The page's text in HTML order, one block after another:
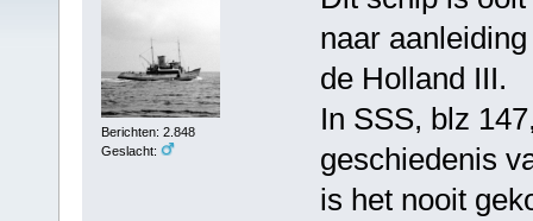
Berichten: 2.848
Geslacht:
naar
de Holland III.
In SSS, blz
geschiedenis
is het nooit